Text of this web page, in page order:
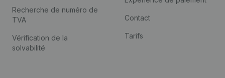
Recherche de numéro de
TVA
Vérification de la
solvabilité
Contact
Tarifs